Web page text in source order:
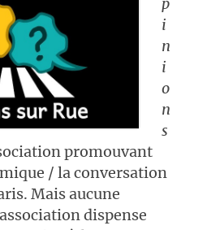
i
n
i
o
n
s
promouvant
/ la conversation
Mais aucune
dispense